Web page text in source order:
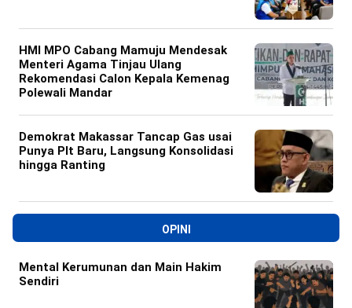
HMI MPO Cabang Mamuju Mendesak
Menteri Agama Tinjau Ulang
Rekomendasi Calon Kepala Kemenag
Polewali Mandar
Demokrat Makassar Tancap Gas usai
Punya Plt Baru, Langsung Konsolidasi
hingga Ranting
OPINI
Mental Kerumunan dan Main Hakim
Sendiri